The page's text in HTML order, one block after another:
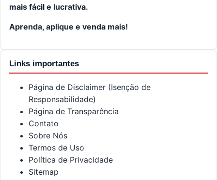
mais fácil e lucrativa.
Aprenda, aplique e venda mais!
Links importantes
Página de Disclaimer (Isenção de
Responsabilidade)
Página de Transparência
Contato
Sobre Nós
Termos de Uso
Política de Privacidade
Sitemap